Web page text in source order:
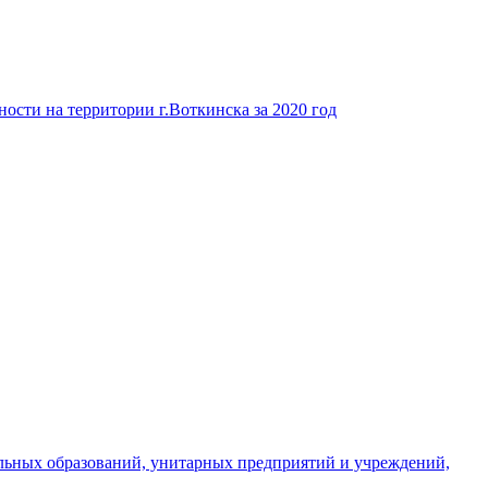
на территории г.Воткинска за 2020 год
образований, унитарных предприятий и учреждений,